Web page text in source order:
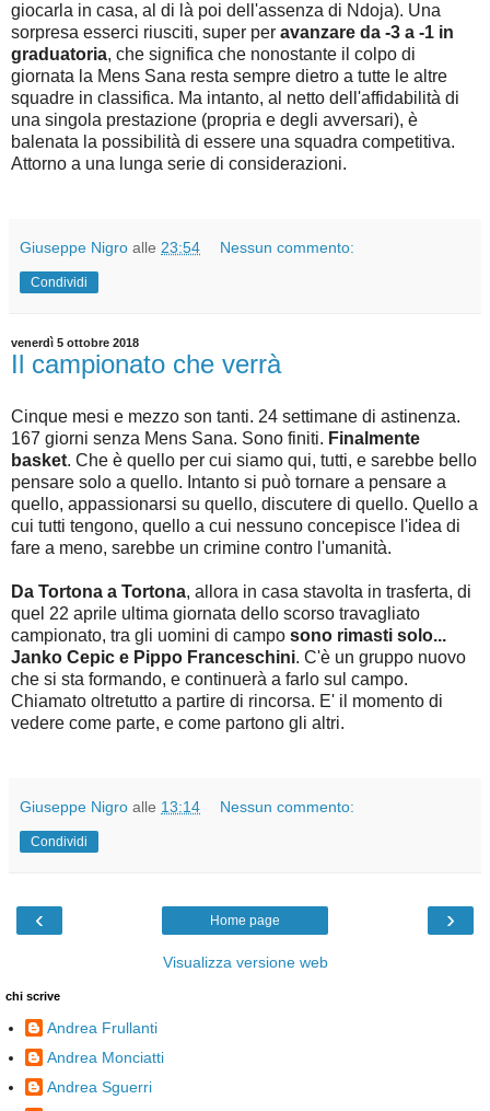
giocarla in casa, al di là poi dell'assenza di Ndoja). Una
sorpresa esserci riusciti, super per avanzare da -3 a -1 in
graduatoria, che significa che nonostante il colpo di
giornata la Mens Sana resta sempre dietro a tutte le altre
squadre in classifica. Ma intanto, al netto dell'affidabilità di
una singola prestazione (propria e degli avversari), è
balenata la possibilità di essere una squadra competitiva.
Attorno a una lunga serie di considerazioni.
Giuseppe Nigro alle 23:54 Nessun commento:
Condividi
venerdì 5 ottobre 2018
Il campionato che verrà
Cinque mesi e mezzo son tanti. 24 settimane di astinenza.
167 giorni senza Mens Sana. Sono finiti. Finalmente
basket. Che è quello per cui siamo qui, tutti, e sarebbe bello
pensare solo a quello. Intanto si può tornare a pensare a
quello, appassionarsi su quello, discutere di quello. Quello a
cui tutti tengono, quello a cui nessuno concepisce l'idea di
fare a meno, sarebbe un crimine contro l'umanità.
Da Tortona a Tortona, allora in casa stavolta in trasferta, di
quel 22 aprile ultima giornata dello scorso travagliato
campionato, tra gli uomini di campo sono rimasti solo...
Janko Cepic e Pippo Franceschini. C'è un gruppo nuovo
che si sta formando, e continuerà a farlo sul campo.
Chiamato oltretutto a partire di rincorsa. E' il momento di
vedere come parte, e come partono gli altri.
Giuseppe Nigro alle 13:14 Nessun commento:
Condividi
‹ ›
Home page
Visualizza versione web
chi scrive
Andrea Frullanti
Andrea Monciatti
Andrea Sguerri